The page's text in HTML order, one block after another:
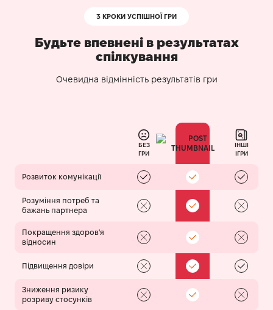
3 КРОКИ УСПІШНОЇ ГРИ
Будьте впевнені в результатах
спілкування
Очевидна відмінність результатів гри
БЕЗ
ГРИ
ІНШІ
ІГРИ
Розвиток комунікації
Розуміння потреб та
бажань партнера
Покращення здоров'я
відносин
Підвищення довіри
Зниження ризику
розриву стосунків